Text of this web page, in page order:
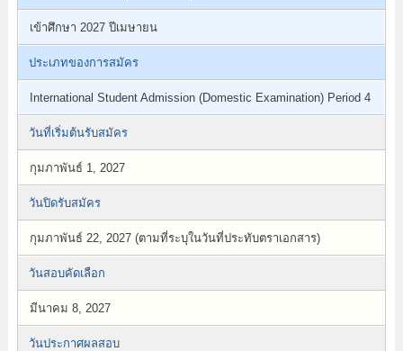
เข้าศึกษา 2027 ปีเมษายน
ประเภทของการสมัคร
International Student Admission (Domestic Examination) Period 4
วันที่เริ่มต้นรับสมัคร
กุมภาพันธ์ 1, 2027
วันปิดรับสมัคร
กุมภาพันธ์ 22, 2027 (ตามที่ระบุในวันที่ประทับตราเอกสาร)
วันสอบคัดเลือก
มีนาคม 8, 2027
วันประกาศผลสอบ